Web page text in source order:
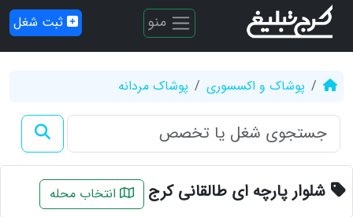
منو ثبت شغل
پوشاک و اکسسوری پوشاک مردانه
شلوار پارچه ای طالقانی کرج انتخاب محله